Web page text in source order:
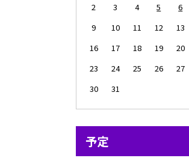
2
3 4 5 6
9
10 11 12 13
16
17 18 19 20
23
24 25 26 27
30
31
予定